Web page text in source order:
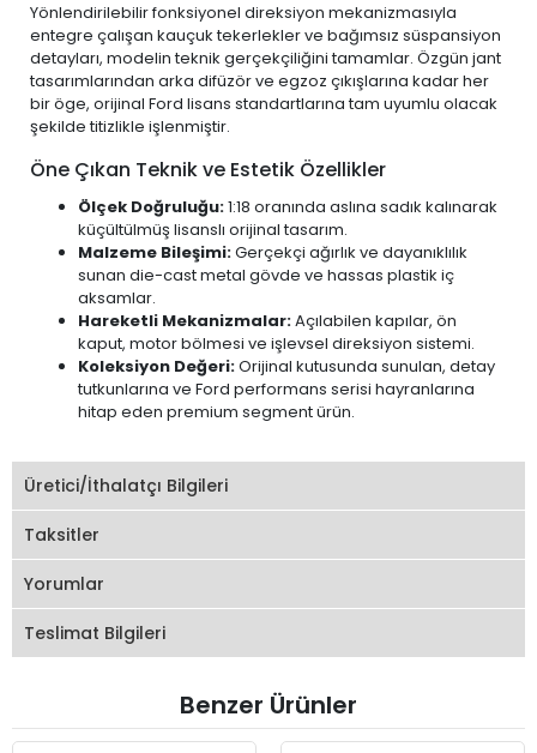
Yönlendirilebilir fonksiyonel direksiyon mekanizmasıyla
entegre çalışan kauçuk tekerlekler ve bağımsız süspansiyon
detayları, modelin teknik gerçekçiliğini tamamlar. Özgün jant
tasarımlarından arka difüzör ve egzoz çıkışlarına kadar her
bir öge, orijinal Ford lisans standartlarına tam uyumlu olacak
şekilde titizlikle işlenmiştir.
Öne Çıkan Teknik ve Estetik Özellikler
Ölçek Doğruluğu:1:18 oranında aslına sadık kalınarak
küçültülmüş lisanslı orijinal tasarım.
Malzeme Bileşimi:Gerçekçi ağırlık ve dayanıklılık
sunan die-cast metal gövde ve hassas plastik iç
aksamlar.
Hareketli Mekanizmalar:Açılabilen kapılar, ön
kaput, motor bölmesi ve işlevsel direksiyon sistemi.
Koleksiyon Değeri:Orijinal kutusunda sunulan, detay
tutkunlarına ve Ford performans serisi hayranlarına
hitap eden premium segment ürün.
Üretici/İthalatçı Bilgileri
Taksitler
Yorumlar
Teslimat Bilgileri
Benzer Ürünler